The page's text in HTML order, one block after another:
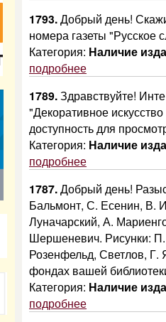
1793.Добрый день!
номера газеты "Русское
Категория: Наличие
подробнее
1789.Здравствуйте!
"Декоративное
доступность для
Категория: Наличие
подробнее
1787.Добрый день!
Бальмонт, С. Есенин, В.
Луначарский, А.
Шершеневич. Рисунки:
Розенфельд, Светлов, Г.
фондах вашей
Категория: Наличие
подробнее